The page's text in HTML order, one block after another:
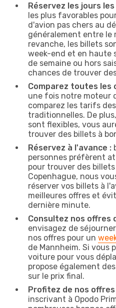
Réservez les jours
les plus favorables
d'avion pas chers au
généralement entre le
revanche, les billets
week-end et en haute
de semaine ou hors
chances de trouver
Comparez toutes les
une fois notre moteur
comparez les tarifs
traditionnelles. De
sont flexibles, vous
trouver des billets à
Réservez à l'avance :
personnes préfèrent
pour trouver des
Copenhague, nous
réserver vos billets à
meilleures offres et
dernière minute.
Consultez nos offres
envisagez de
nos offres pour un
de Mannheim. Si vous
voiture pour vous
propose également
sur le prix final.
Profitez de nos offres
inscrivant à Opodo